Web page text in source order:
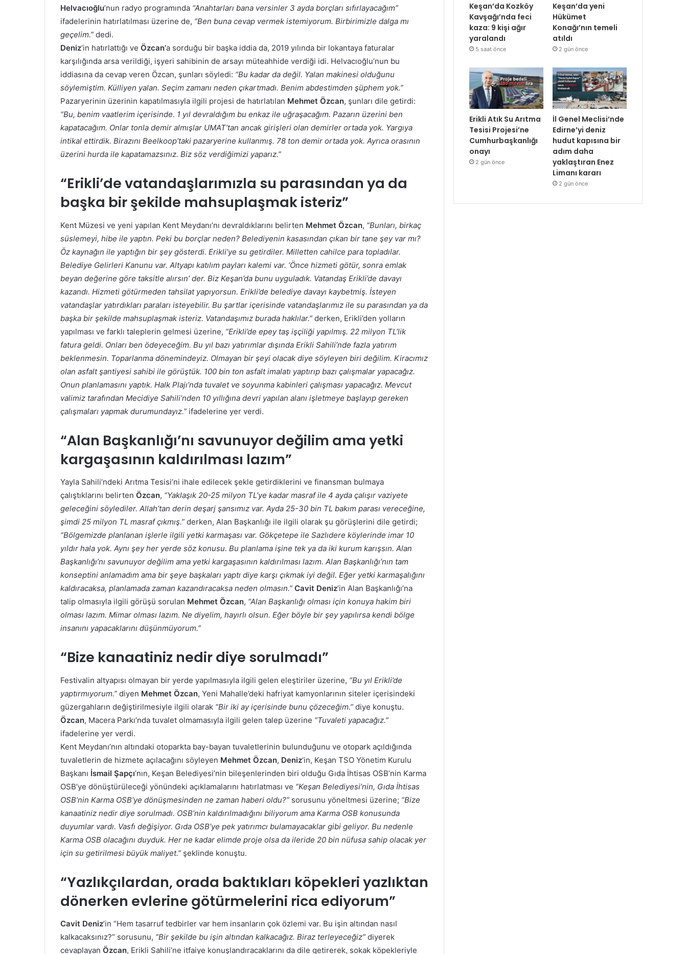
Helvacıoğlu’nun radyo programında “Anahtarları bana versinler 3 ayda borçları sıfırlayacağım”
ifadelerinin hatırlatılması üzerine de, “Ben buna cevap vermek istemiyorum. Birbirimizle dalga mı
geçelim.” dedi.
Deniz‘in hatırlattığı ve Özcan’a sorduğu bir başka iddia da, 2019 yılında bir lokantaya faturalar
karşılığında arsa verildiği, işyeri sahibinin de arsayı müteahhide verdiği idi. Helvacıoğlu’nun bu
iddiasına da cevap veren Özcan, şunları söyledi: “Bu kadar da değil. Yalan makinesi olduğunu
söylemiştim. Külliyen yalan. Seçim zamanı neden çıkartmadı. Benim abdestimden şüphem yok.”
Pazaryerinin üzerinin kapatılmasıyla ilgili projesi de hatırlatılan Mehmet Özcan, şunları dile getirdi:
“Bu, benim vaatlerim içerisinde. 1 yıl devraldığım bu enkaz ile uğraşacağım. Pazarın üzerini ben
kapatacağım. Onlar tonla demir almışlar UMAT’tan ancak girişleri olan demirler ortada yok. Yargıya
intikal ettirdik. Birazını Beelkoop’taki pazaryerine kullanmış. 78 ton demir ortada yok. Ayrıca orasının
üzerini hurda ile kapatamazsınız. Biz söz verdiğimizi yaparız.”
“Erikli’de vatandaşlarımızla su parasından ya da
başka bir şekilde mahsuplaşmak isteriz”
Kent Müzesi ve yeni yapılan Kent Meydanı’nı devraldıklarını belirten Mehmet Özcan, “Bunları, birkaç
süslemeyi, hibe ile yaptın. Peki bu borçlar neden? Belediyenin kasasından çıkan bir tane şey var mı?
Öz kaynağın ile yaptığın bir şey gösterdi. Erikli’ye su getirdiler. Milletten cahilce para topladılar.
Belediye Gelirleri Kanunu var. Altyapı katılım payları kalemi var. ‘Önce hizmeti götür, sonra emlak
beyan değerine göre taksitle alırsın’ der. Biz Keşan’da bunu uyguladık. Vatandaş Erikli’de davayı
kazandı. Hizmeti götürmeden tahsilat yapıyorsun. Erikli’de belediye davayı kaybetmiş. İsteyen
vatandaşlar yatırdıkları paraları isteyebilir. Bu şartlar içerisinde vatandaşlarımız ile su parasından ya da
başka bir şekilde mahsuplaşmak isteriz. Vatandaşımız burada haklılar.” derken, Erikli’den yolların
yapılması ve farklı taleplerin gelmesi üzerine, “Erikli’de epey taş işçiliği yapılmış. 22 milyon TL’lik
fatura geldi. Onları ben ödeyeceğim. Bu yıl bazı yatırımlar dışında Erikli Sahili’nde fazla yatırım
beklenmesin. Toparlanma dönemindeyiz. Olmayan bir şeyi olacak diye söyleyen biri değilim. Kiracımız
olan asfalt şantiyesi sahibi ile görüştük. 100 bin ton asfalt imalatı yaptırıp bazı çalışmalar yapacağız.
Onun planlamasını yaptık. Halk Plajı’nda tuvalet ve soyunma kabinleri çalışması yapacağız. Mevcut
valimiz tarafından Mecidiye Sahili’nden 10 yıllığına devri yapılan alanı işletmeye başlayıp gereken
çalışmaları yapmak durumundayız.” ifadelerine yer verdi.
“Alan Başkanlığı’nı savunuyor değilim ama yetki
kargaşasının kaldırılması lazım”
Yayla Sahili’ndeki Arıtma Tesisi’ni ihale edilecek şekle getirdiklerini ve finansman bulmaya
çalıştıklarını belirten Özcan, “Yaklaşık 20-25 milyon TL’ye kadar masraf ile 4 ayda çalışır vaziyete
geleceğini söylediler. Allah’tan derin deşarj şansımız var. Ayda 25-30 bin TL bakım parası vereceğine,
şimdi 25 milyon TL masraf çıkmış.” derken, Alan Başkanlığı ile ilgili olarak şu görüşlerini dile getirdi;
“Bölgemizde planlanan işlerle ilgili yetki karmaşası var. Gökçetepe ile Sazlıdere köylerinde imar 10
yıldır hala yok. Aynı şey her yerde söz konusu. Bu planlama işine tek ya da iki kurum karışsın. Alan
Başkanlığı’nı savunuyor değilim ama yetki kargaşasının kaldırılması lazım. Alan Başkanlığı’nın tam
konseptini anlamadım ama bir şeye başkaları yaptı diye karşı çıkmak iyi değil. Eğer yetki karmaşalığını
kaldıracaksa, planlamada zaman kazandıracaksa neden olmasın.” Cavit Deniz’in Alan Başkanlığı’na
talip olmasıyla ilgili görüşü sorulan Mehmet Özcan, “Alan Başkanlığı olması için konuya hakim biri
olması lazım. Mimar olması lazım. Ne diyelim, hayırlı olsun. Eğer böyle bir şey yapılırsa kendi bölge
insanını yapacaklarını düşünmüyorum.”
“Bize kanaatiniz nedir diye sorulmadı”
Festivalin altyapısı olmayan bir yerde yapılmasıyla ilgili gelen eleştiriler üzerine, “Bu yıl Erikli’de
yaptırmıyorum.” diyen Mehmet Özcan, Yeni Mahalle’deki hafriyat kamyonlarının siteler içerisindeki
güzergahların değiştirilmesiyle ilgili olarak “Bir iki ay içerisinde bunu çözeceğim.” diye konuştu.
Özcan, Macera Parkı’nda tuvalet olmamasıyla ilgili gelen talep üzerine “Tuvaleti yapacağız.”
ifadelerine yer verdi.
Kent Meydanı’nın altındaki otoparkta bay-bayan tuvaletlerinin bulunduğunu ve otopark açıldığında
tuvaletlerin de hizmete açılacağını söyleyen Mehmet Özcan, Deniz‘in, Keşan TSO Yönetim Kurulu
Başkanı İsmail Şapçı’nın, Keşan Belediyesi’nin bileşenlerinden biri olduğu Gıda İhtisas OSB’nin Karma
OSB’ye dönüştürüleceği yönündeki açıklamalarını hatırlatması ve “Keşan Belediyesi’nin, Gıda İhtisas
OSB’nin Karma OSB’ye dönüşmesinden ne zaman haberi oldu?” sorusunu yöneltmesi üzerine; “Bize
kanaatiniz nedir diye sorulmadı. OSB’nin kaldırılmadığını biliyorum ama Karma OSB konusunda
duyumlar vardı. Vasfı değişiyor. Gıda OSB’ye pek yatırımcı bulamayacaklar gibi geliyor. Bu nedenle
Karma OSB olacağını duyduk. Her ne kadar elimde proje olsa da ileride 20 bin nüfusa sahip olacak yer
için su getirilmesi büyük maliyet.” şeklinde konuştu.
“Yazlıkçılardan, orada baktıkları köpekleri yazlıktan
dönerken evlerine götürmelerini rica ediyorum”
Cavit Deniz’in “Hem tasarruf tedbirler var hem insanların çok özlemi var. Bu işin altından nasıl
kalkacaksınız?” sorusunu, “Bir şekilde bu işin altından kalkacağız. Biraz terleyeceğiz” diyerek
cevaplayan Özcan, Erikli Sahili’ne itfaiye konuşlandıracaklarını da dile getirerek, sokak köpekleriyle
Keşan’da Kozköy
Kavşağı’nda feci
kaza: 9 kişi ağır
yaralandı
5 saat önce
Keşan’da yeni
Hükümet
Konağı’nın temeli
atıldı
2 gün önce
Erikli Atık Su Arıtma
Tesisi Projesi’ne
Cumhurbaşkanlığı
onayı
2 gün önce
İl Genel Meclisi’nde
Edirne’yi deniz
hudut kapısına bir
adım daha
yaklaştıran Enez
Limanı kararı
2 gün önce